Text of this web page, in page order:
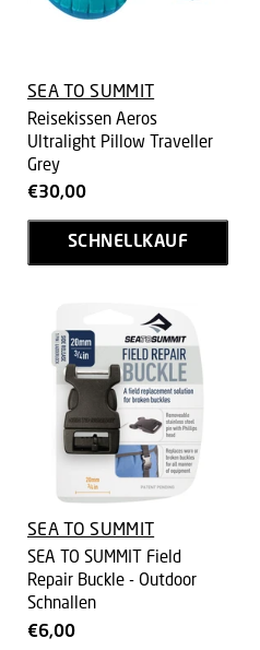
SEA TO SUMMIT
Reisekissen Aeros
Ultralight Pillow Traveller
Grey
€30,00
SCHNELLKAUF
SEA TO SUMMIT
SEA TO SUMMIT Field
Repair Buckle - Outdoor
Schnallen
€6,00